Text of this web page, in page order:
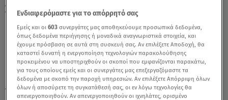
Σωτήρης Μπουζιάνης - Video
TAGS: ΠΑΤΡΑ ΠΑΙΔΙΑ ΜΗΤΕΡΑ ΠΑΤΡΑ ΤΖΩΡΤΖΙΝΑ
Ενδιαφερόμαστε για το απόρρητό σας
Εμείς και οι603 συνεργάτες μας αποθηκεύουμε προσωπικά δεδομένα,
όπως δεδομένα περιήγησης ή μοναδικά αναγνωριστικά στοιχεία, και
έχουμε πρόσβαση σε αυτά στη συσκευή σας. Αν επιλέξετε Αποδοχή, θα
καταστεί δυνατή η ενεργοποίηση τεχνολογιών παρακολούθησης
προκειμένου να υποστηριχθούν οι σκοποί που εμφανίζονται παρακάτω,
για τους οποίους εμείς και οι συνεργάτες μας επεξεργαζόμαστε τα
δεδομένα με σκοπό την παροχή υπηρεσιών. Αν επιλέξετε Απόρριψη όλων
όλων ή αποσύρετε τη συγκατάθεσή σας, οι εν λόγω τεχνολογίες θα
απενεργοποιηθούν. Αν απενεργοποιηθούν οι ιχνηλάτες, ορισμένο